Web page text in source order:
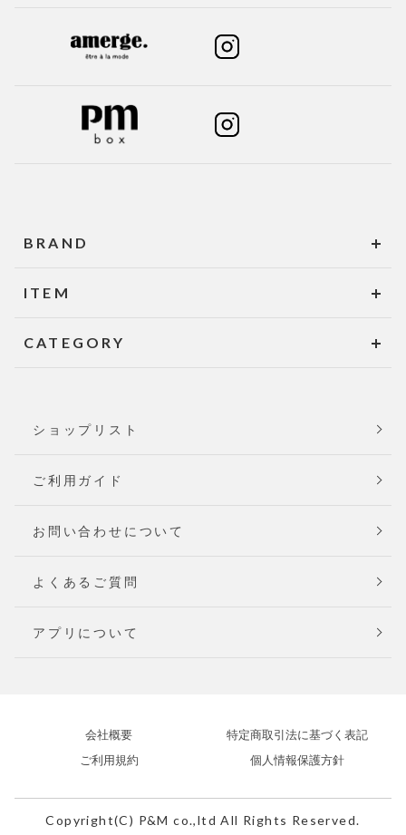
BRAND
ITEM
CATEGORY
ショップリスト
ご利用ガイド
お問い合わせについて
よくあるご質問
アプリについて
会社概要
特定商取引法に基づく表記
ご利用規約
個人情報保護方針
Copyright(C) P&M co.,ltd All Rights Reserved.